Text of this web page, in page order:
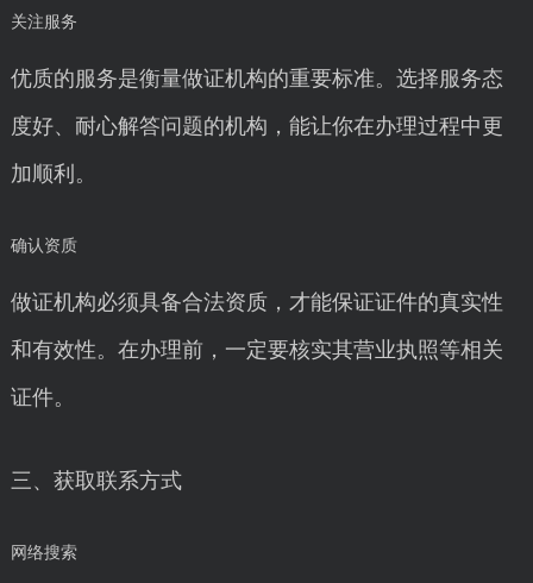
关注服务
优质的服务是衡量做证机构的重要标准。选择服务态
度好、耐心解答问题的机构，能让你在办理过程中更
加顺利。
确认资质
做证机构必须具备合法资质，才能保证证件的真实性
和有效性。在办理前，一定要核实其营业执照等相关
证件。
三、获取联系方式
网络搜索